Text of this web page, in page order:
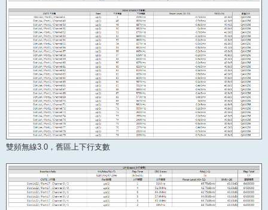
雙頻無線3.0，舊區上下行支數